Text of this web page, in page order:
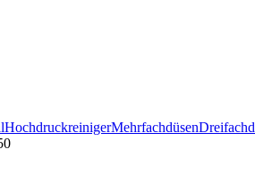
HochdruckreinigerMehrfachdüsen